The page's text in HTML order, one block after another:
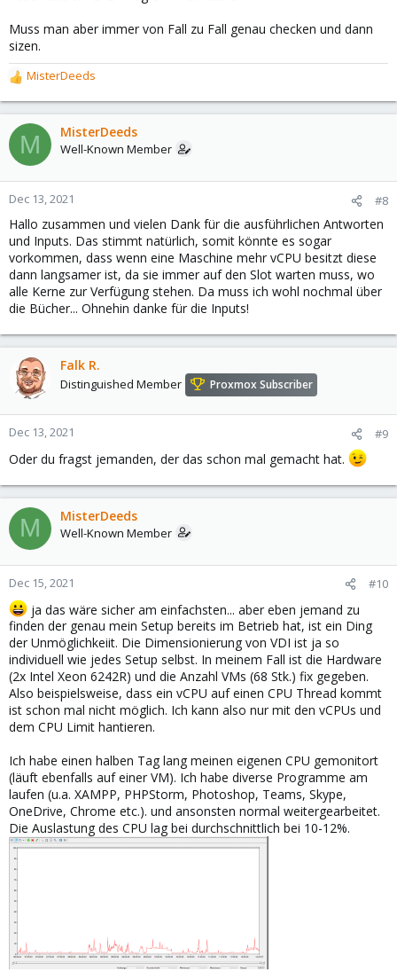
Muss man aber immer von Fall zu Fall genau checken und dann
sizen.
R
e
a
c
t
o
n
:
MisterDeeds
M MisterDeeds
Well-Known Member
Dec 13, 2021 #8
Hallo zusammen und vielen Dank für die ausführlichen Antworten
und Inputs. Das stimmt natürlich, somit könnte es sogar
vorkommen, dass wenn eine Maschine mehr vCPU besitzt diese
dann langsamer ist, da sie immer auf den Slot warten muss, wo
alle Kerne zur Verfügung stehen. Da muss ich wohl nochmal über
die Bücher... Ohnehin danke für die Inputs!
Falk R.
Distinguished Member Proxmox Subscriber
Dec 13, 2021 #9
Oder du fragst jemanden, der das schon mal gemacht hat.
M MisterDeeds
Well-Known Member
Dec 15, 2021 #10
ja das wäre sicher am einfachsten... aber eben jemand zu
finden der genau mein Setup bereits im Betrieb hat, ist ein Ding
der Unmöglichkeiit. Die Dimensionierung von VDI ist ja so
individuell wie jedes Setup selbst. In meinem Fall ist die Hardware
(2x Intel Xeon 6242R) und die Anzahl VMs (68 Stk.) fix gegeben.
Also beispielsweise, dass ein vCPU auf einen CPU Thread kommt
ist schon mal nicht möglich. Ich kann also nur mit den vCPUs und
dem CPU Limit hantieren.
Ich habe einen halben Tag lang meinen eigenen CPU gemonitort
(läuft ebenfalls auf einer VM). Ich habe diverse Programme am
laufen (u.a. XAMPP, PHPStorm, Photoshop, Teams, Skype,
OneDrive, Chrome etc.). und ansonsten normal weitergearbeitet.
Die Auslastung des CPU lag bei durchschnittlich bei 10-12%.